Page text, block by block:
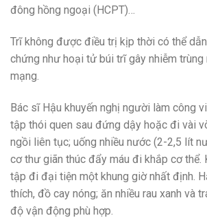
đông hồng ngoại (HCPT)…
Trĩ không được điều trị kịp thời có thể
chứng như hoại tử búi trĩ gây nhiễm trùng
mạng.
Bác sĩ Hậu khuyến nghị người làm công
tập thói quen sau đứng dậy hoặc đi vài
ngồi liên tục; uống nhiều nước (2-2,5 lít
cơ thư giãn thúc đẩy máu đi khắp cơ thể.
tập đi đại tiện một khung giờ nhất định.
thích, đồ cay nóng; ăn nhiều rau xanh và
độ vận động phù hợp.